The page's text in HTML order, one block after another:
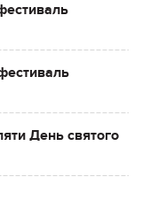
День святого